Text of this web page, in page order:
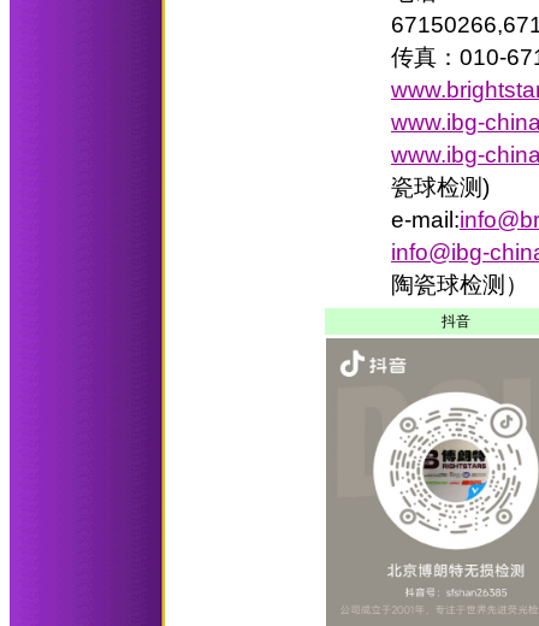
传真：010-
www.ibg-
www.ibg-
瓷球检测)
e-mail:
info@ibg-
陶瓷球检测）
抖音